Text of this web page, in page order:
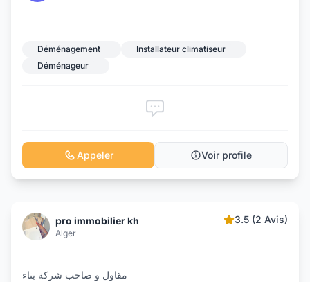
Déménagement
Installateur climatiseur
Déménageur
Appeler Voir profile
pro immobilier kh
Alger
3.5 (2 Avis)
مقاول و صاحب شركة بناء